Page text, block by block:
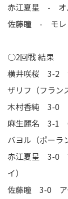
赤江夏星 - オ
佐藤瞳 - モレ
○2回戦 結果
横井咲桜 3-2
ザリフ（フラ
木村香純 3-0
麻生麗名 3-1
バヨル（ポー
赤江夏星 3-0
イ）
佐藤瞳 3-0 ア